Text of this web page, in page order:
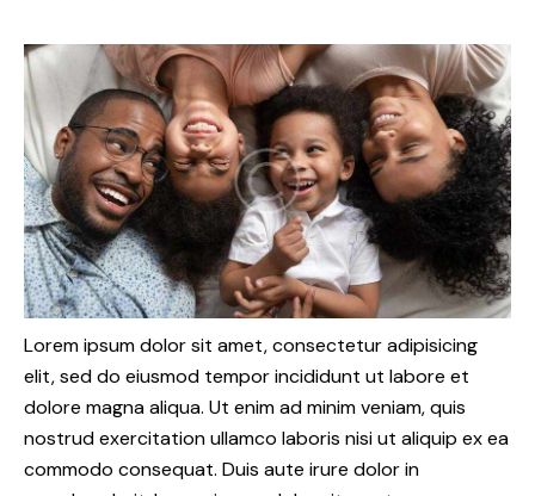
Lorem ipsum dolor sit amet, consectetur adipisicing
elit, sed do eiusmod tempor incididunt ut labore et
dolore magna aliqua. Ut enim ad minim veniam, quis
nostrud exercitation ullamco laboris nisi ut aliquip ex ea
commodo consequat. Duis aute irure dolor in